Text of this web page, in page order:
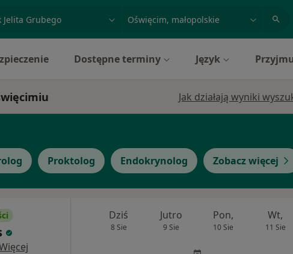
badanie lub nazwiskomiasto lub dzielnica
Dostępne terminy Język
Jak działają wyniki
Proktolog Endokrynolog Zobacz więcej
Dziś
8 Sie
Jutro
9 Sie
Pon,
10 Sie
Wt,
11 Sie